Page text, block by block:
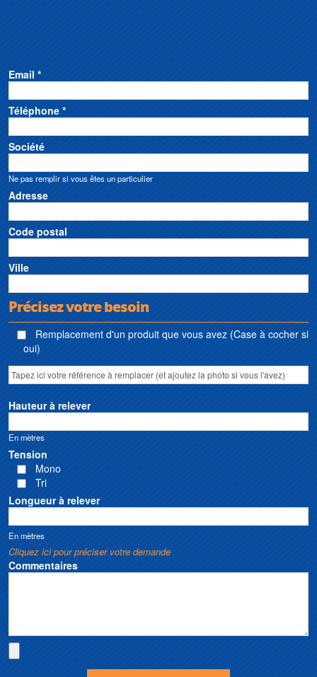
Email *
Téléphone *
Société
Ne pas remplir si vous êtes un particulier
Adresse
Code postal
Ville
Précisez votre besoin
Remplacement d'un produit que vous avez (Case à cocher si
oui)
Hauteur à relever
En mètres
Tension
Mono
Tri
Longueur à relever
En mètres
Cliquez ici pour préciser votre demande
Commentaires